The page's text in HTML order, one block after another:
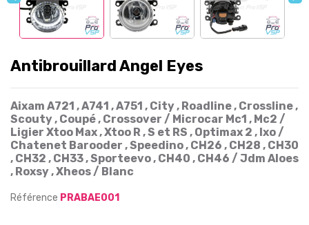
Antibrouillard Angel Eyes
Aixam A721 , A741 , A751 , City , Roadline , Crossline ,
Scouty , Coupé , Crossover / Microcar Mc1 , Mc2 /
Ligier Xtoo Max , Xtoo R , S et RS , Optimax 2 , Ixo /
Chatenet Barooder , Speedino , CH26 , CH28 , CH30
, CH32 , CH33 , Sporteevo , CH40 , CH46 / Jdm Aloes
, Roxsy , Xheos / Blanc
Référence PRABAE001